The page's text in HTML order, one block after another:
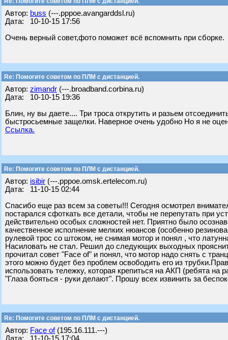
Автор: buss (---.pppoe.avangarddsl.ru)
Дата: 10-10-15 17:56
Очень верный совет,фото поможет всё вспомнить при сборке.
Re: Помогите советом по ПЛМ с дистанцией.
Автор: zimandr (---.broadband.corbina.ru)
Дата: 10-10-15 19:36
Блин, ну вы даете.... Три троса открутить и разьем
быстросьемные защелки. Наверное очень удобно Но я не
Ссылка.
Re: Помогите советом по ПЛМ с дистанцией.
Автор: isibir (---.pppoe.omsk.ertelecom.ru)
Дата: 11-10-15 02:44
Спасибо еще раз всем за советы!!! Сегодня осмотрел
постарался сфоткать все детали, чтобы не перепутать при
действительно особых сложностей нет. Приятно было
качественное исполнение мелких нюансов (особенно
рулевой трос со штоком, не снимая мотор и понял , что
Насиловать не стал. Решил до следующих выходных
прочитал совет "Face of" и понял, что мотор надо снять с
этого можно будет без проблем освободить его из
использовать тележку, которая крепиться на АКП (ребята на
"Глаза бояться - руки делают". Прошу всех извинить за
Re: Помогите советом по ПЛМ с дистанцией.
Автор: Face of(195.16.111.---)